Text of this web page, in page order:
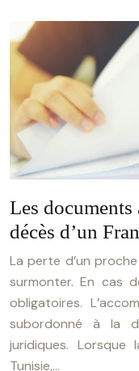
Les documents
décès d’un
La perte d’un
surmonter. En cas
obligatoires.
subordonné à la
juridiques.
Tunisie,…